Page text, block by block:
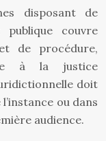
disposant de
publique couvre
de procédure,
à la justice
doit
ou dans
audience.